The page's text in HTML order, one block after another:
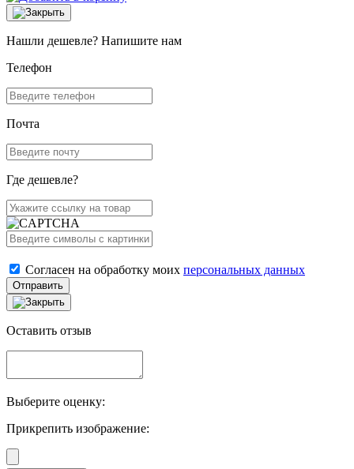
Нашли дешевле? Напишите нам
Телефон
Почта
Где дешевле?
Согласен на обработку моих персональных данных
Отправить
Оставить отзыв
Выберите оценку:
Прикрепить изображение: